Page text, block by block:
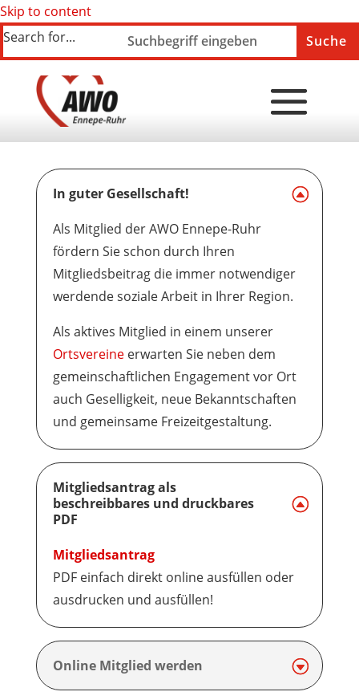
Skip to content
Search for...
In guter Gesellschaft!
Als Mitglied der AWO Ennepe-Ruhr
fördern Sie schon durch Ihren
Mitgliedsbeitrag die immer notwendiger
werdende soziale Arbeit in Ihrer Region.
Als aktives Mitglied in einem unserer
Ortsvereineerwarten Sie neben dem
gemeinschaftlichen Engagement vor Ort
auch Geselligkeit, neue Bekanntschaften
und gemeinsame Freizeitgestaltung.
Mitgliedsantrag als
beschreibbares und druckbares
PDF
Mitgliedsantrag
PDF einfach direkt online ausfüllen oder
ausdrucken und ausfüllen!
Online Mitglied werden